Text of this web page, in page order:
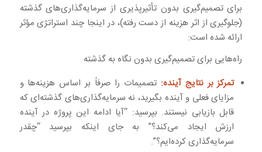
برای تصمیم‌گیری بدون تأثیرپذیری از سرمایه‌گذاری‌های گذشته
(جلوگیری از اثر هزینه از دست رفته)، در اینجا چند استراتژی مؤثر
ارائه شده است:
راه‌هایی برای تصمیم‌گیری بدون نگاه به گذشته
تمرکز بر نتایج آینده: تصمیمات را صرفاً بر اساس هزینه‌ها و
مزایای فعلی و آینده بگیرید، نه سرمایه‌گذاری‌های گذشته‌ای که
قابل بازیابی نیستند. بپرسید: “آیا ادامه این پروژه در آینده
ارزش ایجاد می‌کند؟” به جای اینکه بپرسید “چقدر
سرمایه‌گذاری کرده‌ایم؟”.